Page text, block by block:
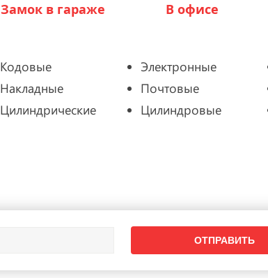
Замок в гараже В офисе
Кодовые Электронные
Накладные Почтовые
Цилиндрические Цилиндровые